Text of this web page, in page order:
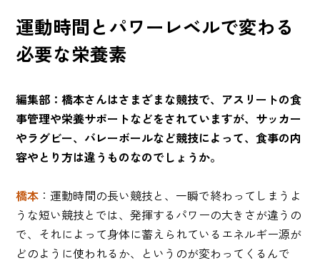
運動時間とパワーレベルで変わる
必要な栄養素
編集部：橋本さんはさまざまな競技で、アスリートの食
事管理や栄養サポートなどをされていますが、サッカー
やラグビー、バレーボールなど競技によって、食事の内
容やとり方は違うものなのでしょうか。
橋本 ：運動時間の長い競技と、一瞬で終わってしまうよ
うな短い競技とでは、発揮するパワーの大きさが違うの
で、それによって身体に蓄えられているエネルギー源が
どのように使われるか、というのが変わってくるんで